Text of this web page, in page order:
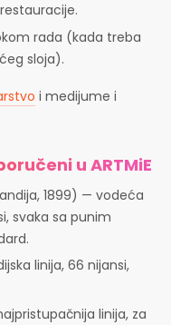
rada (kada treba
sloja).
i medijume i
u ARTMiE
1899) — vodeća
svaka sa punim
linija, 66 nijansi,
linija, za